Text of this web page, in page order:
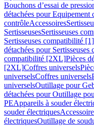
Bouchons d’essai de
détachées pour Equipement
contrôleAccessoires
SertisseusesSertisseuses
Sertisseuses compatibilité [1]
détachées pour
compatibilité [2XL]Pièces
[2XL]Coffres universels
universelsCoffres universels
universelsOutillage pour
détachées pour Outillage
PEAppareils à souder
souder électriques
électriquesOutillage de